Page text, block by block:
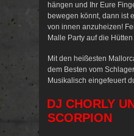
hängen und Ihr Eure
bewegen könnt, dann ist
von innen anzuheizen!
Malle Party auf die
Mit den heißesten
dem Besten vom
Musikalisch eingefeuert
DJ CHORLY
SCORPION